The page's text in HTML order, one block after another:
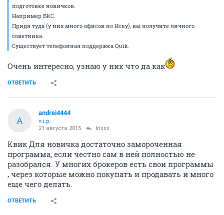
подготовке новичков.
Например БКС.
Придя туда (у них много офисов по Нску), вы получите личного
советника.
Существует телефонная поддержка Quik.
Очень интересно, узнаю у них что да как
ОТВЕТИТЬ
A
andrei4444
v.i.p.
21 августа 2015 Irisss
Квик Для новичка достаточно замороченная
программа, если честно сам в ней полностью не
разобрался. У многих брокеров есть свои программы
, через которые можно покупать и продавать и много
еще чего делать.
ОТВЕТИТЬ